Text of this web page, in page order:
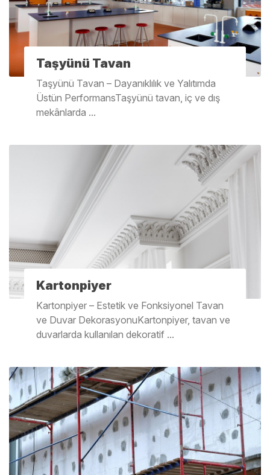
Taşyünü Tavan
Taşyünü Tavan – Dayanıklılık ve Yalıtımda
Üstün PerformansTaşyünü tavan, iç ve dış
mekânlarda ...
Kartonpiyer
Kartonpiyer – Estetik ve Fonksiyonel Tavan
ve Duvar DekorasyonuKartonpiyer, tavan ve
duvarlarda kullanılan dekoratif ...